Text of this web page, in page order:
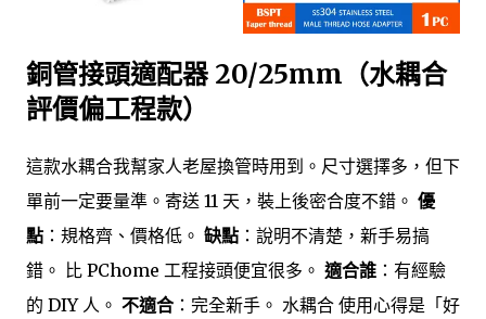
銅管接頭適配器 20/25mm（水耦合
評價偏工程款）
這款水耦合我幫家人老屋換管時用到。尺寸選擇多，但下
單前一定要量準。寄送 11 天，裝上後密合度不錯。 優
點 ：規格齊、價格低。 缺點 ：說明不清楚，新手易搞
錯。 比 PChome 工程接頭便宜很多。 適合誰 ：有經驗
的 DIY 人。 不適合 ：完全新手。 水耦合 使用心得是「好